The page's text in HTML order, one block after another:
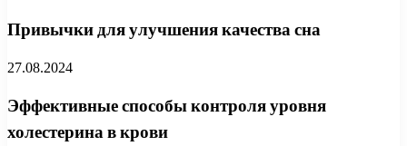
Привычки для улучшения качества сна
27.08.2024
Эффективные способы контроля уровня
холестерина в крови